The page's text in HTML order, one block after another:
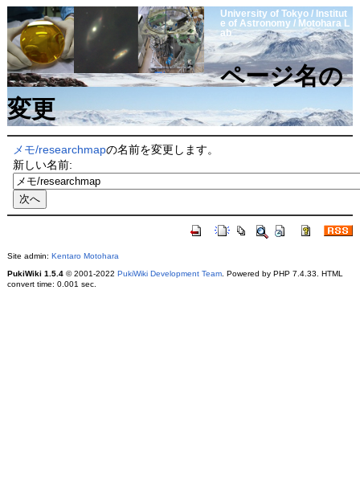
University of Tokyo / Institut
e of Astronomy / Motohara L
ab
ページ名の
変更
メモ/researchmapの名前を変更します。
新しい名前:
Site admin: Kentaro Motohara
PukiWiki 1.5.4© 2001-2022 PukiWiki Development Team. Powered by PHP 7.4.33. HTML
convert time: 0.001 sec.